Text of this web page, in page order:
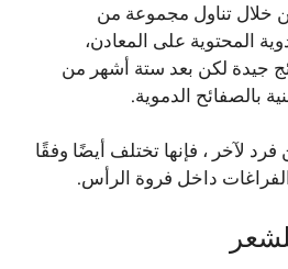
خلال تناول مجموعة من
المحتوية على المعادن،
جيدة لكن بعد ستة أشهر من
بالصفائح الدموية.
فرد لآخر ، فإنها تختلف أيضًا وفقًا
داخل فروة الرأس.